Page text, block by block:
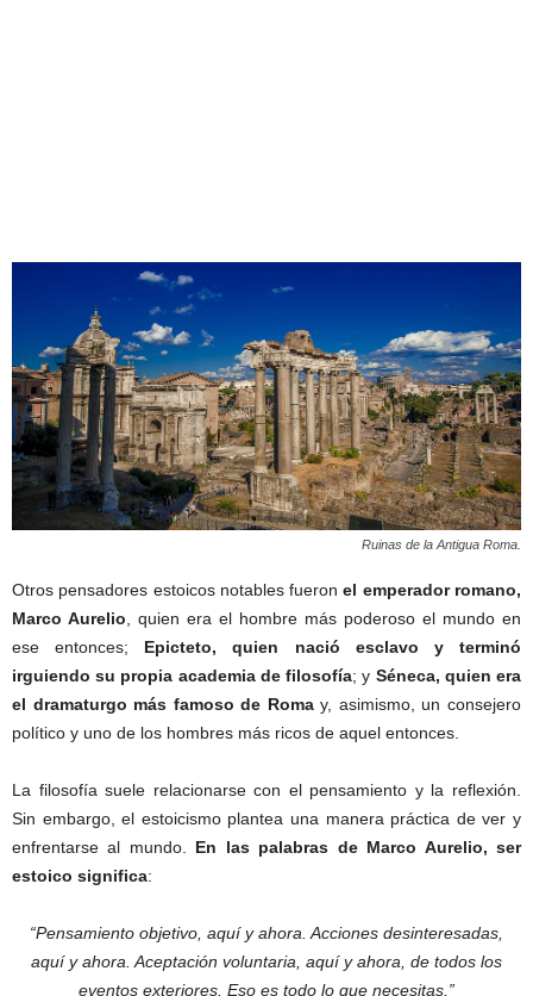
Ruinas de la Antigua Roma.
Otros pensadores estoicos notables fueronel emperador romano,
Marco Aurelio , quien era el hombre más poderoso el mundo en
ese entonces; Epicteto, quien nació esclavo y terminó
irguiendo su propia academia de filosofía; y Séneca, quien era
el dramaturgo más famoso de Romay, asimismo, un consejero
político y uno de los hombres más ricos de aquel entonces.
La filosofía suele relacionarse con el pensamiento y la reflexión.
Sin embargo, el estoicismo plantea una manera práctica de ver y
enfrentarse al mundo. En las palabras de Marco Aurelio, ser
estoico significa:
“Pensamiento objetivo, aquí y ahora. Acciones desinteresadas,
aquí y ahora. Aceptación voluntaria, aquí y ahora, de todos los
eventos exteriores. Eso es todo lo que necesitas.”